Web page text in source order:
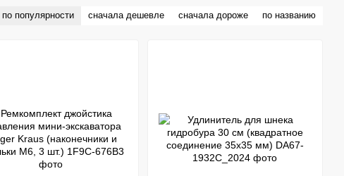
по популярности сначала дешевле сначала дороже по названию